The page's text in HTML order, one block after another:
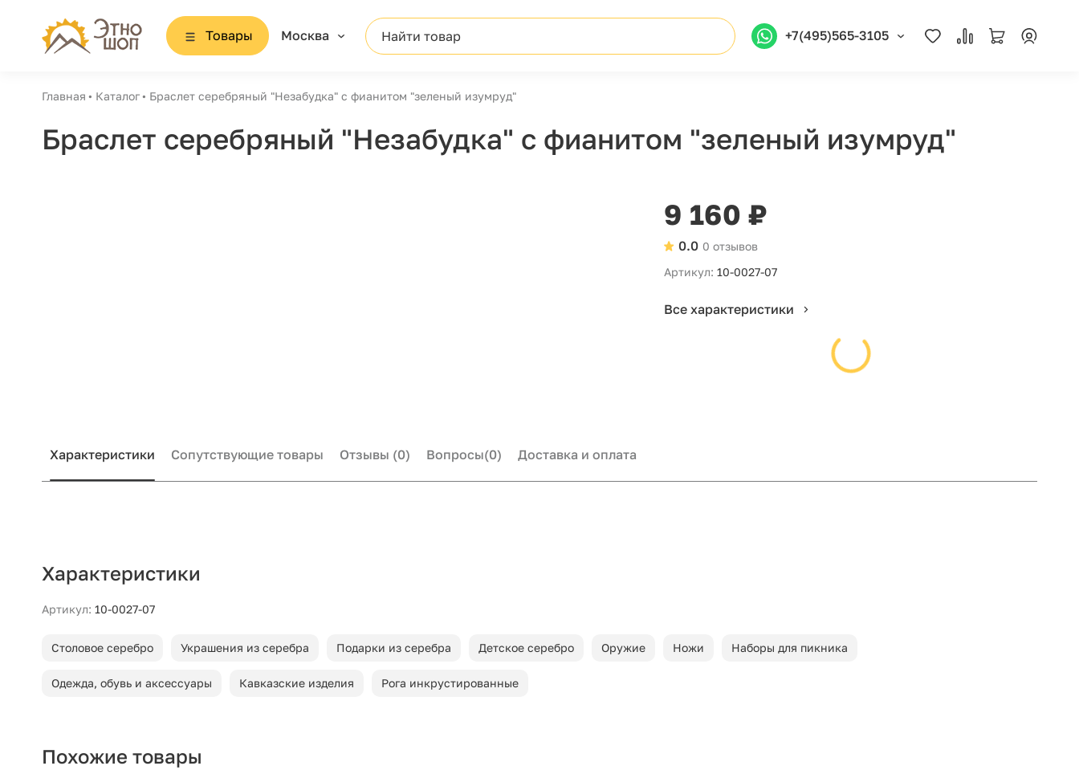
Товары Москва Найти товар +7(495)565-3105
Главная Каталог Браслет серебряный "Незабудка" с фианитом "зеленый изумруд"
Браслет серебряный "Незабудка" с фианитом "зеленый изумруд"
9 160 ₽
0 отзывов
0.0
Артикул: 10-0027-07
Все характеристики
Характеристики Сопутствующие товары Отзывы (0) Вопросы(0) Доставка и оплата
Характеристики
Артикул: 10-0027-07
Столовое серебро Украшения из серебра Подарки из серебра Детское серебро Оружие Ножи Наборы для пикника
Одежда, обувь и аксессуары Кавказские изделия Рога инкрустированные
Похожие товары